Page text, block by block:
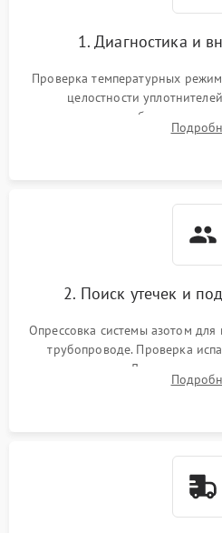
1. Диагностика и
Проверка температурных
целостности
сопротивления обмоток
считывание кодов ошибок с
2. Поиск утечек и
Опрессовка системы азотом
трубопроводе. Проверка
течеискателем. Демонтаж
продувка капиллярной трубки